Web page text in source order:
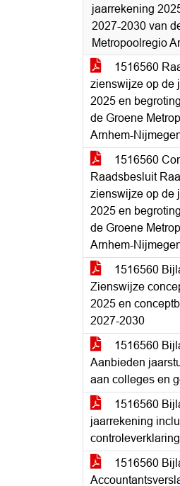
jaarrekening
2027-2030 van
Metropoolregio
1516560
zienswijze op de
2025 en
de Groene
Arnhem-
1516560
Raadsbesluit
zienswijze op de
2025 en
de Groene
Arnhem-
1516560
Zienswijze
2025 en
2027-2030
1516560
Aanbieden
aan colleges en
1516560
jaarrekening
1516560